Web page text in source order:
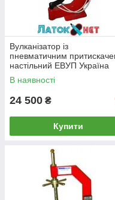
Вулканізатор із
пневматичним
настільний ЕВУП Україна
В наявності
24 500 ₴
Купити